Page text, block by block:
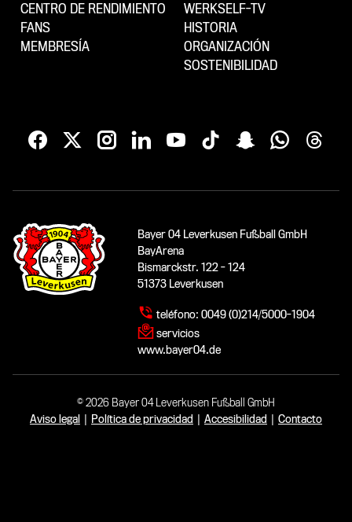
CENTRO DE RENDIMIENTO
FANS
MEMBRESÍA
WERKSELF-TV
HISTORIA
ORGANIZACIÓN
SOSTENIBILIDAD
Bayer 04 Leverkusen Fußball GmbH
BayArena
Bismarckstr. 122 - 124
51373 Leverkusen
teléfono: 0049 (0)214/5000-1904
servicios
www.bayer04.de
© 2026 Bayer 04 Leverkusen Fußball GmbH
Aviso legal
Política de privacidad Accesibilidad Contacto